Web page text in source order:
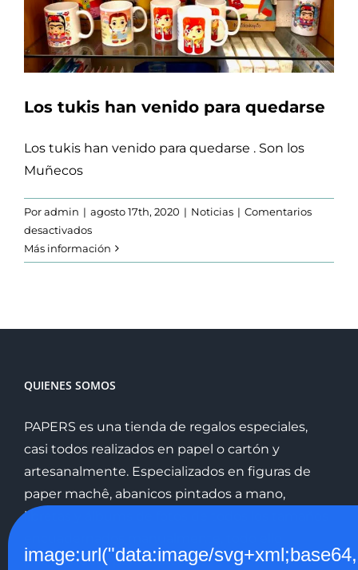
Los tukis han venido para quedarse
Los tukis han venido para quedarse . Son los
Muñecos
Poradmin | agosto 17th, 2020 | Noticias | Comentarios
desactivadosen
Los
tukis
Más información
QUIENES SOMOS
PAPERS es una tienda de regalos especiales,
casi todos realizados en papel o cartón y
artesanalmente. Especializados en figuras de
paper machê, abanicos pintados a mano,
libretas y álbums de fotos de todos los tamaños
pudiendo ser personalizado.
image:url("data:image/